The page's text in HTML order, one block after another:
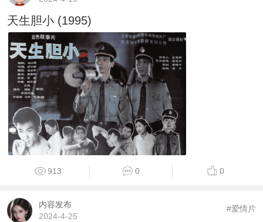
天生胆小 (1995)
913 0 0
内容发布
2024-4-25
#爱情片